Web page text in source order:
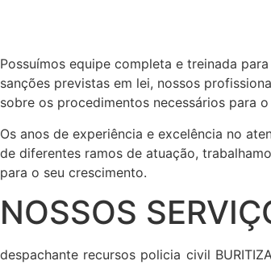
Possuímos equipe completa e treinada
sanções previstas em lei, nossos
sobre os procedimentos necessários para
Os anos de experiência e excelência no
de diferentes ramos de atuação,
para o seu crescimento.
NOSSOS
despachante recursos policia civil